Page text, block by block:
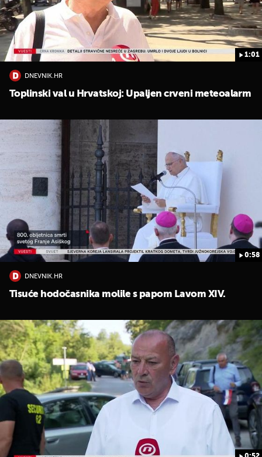
1:01
DNEVNIK.HR
Toplinski val u Hrvatskoj: Upaljen crveni meteoalarm
0:58
DNEVNIK.HR
Tisuće hodočasnika molile s papom Lavom XIV.